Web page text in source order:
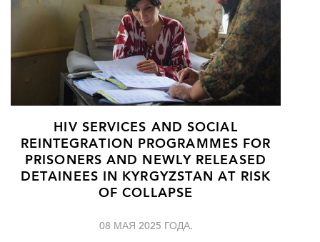
HIV SERVICES AND SOCIAL
REINTEGRATION PROGRAMMES FOR
PRISONERS AND NEWLY RELEASED
DETAINEES IN KYRGYZSTAN AT RISK
OF COLLAPSE
08 МАЯ 2025 ГОДА.